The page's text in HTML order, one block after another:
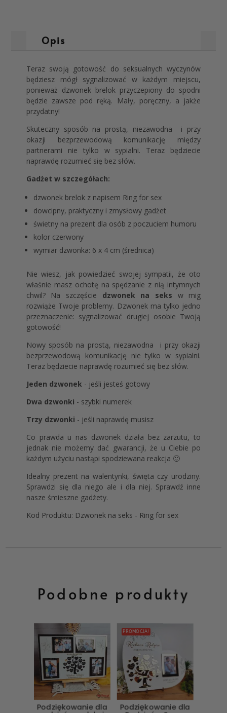
Opis
Teraz swoją gotowość do seksualnych wyczynów
będziesz mógł sygnalizować w każdym miejscu,
ponieważ dzwonek brelok przyczepiony do spodni
będzie zawsze pod ręką. Mały, poręczny, a jakże
przydatny!
Skuteczny sposób na prostą, niezawodna i przy
okazji bezprzewodową komunikację między
partnerami nie tylko w sypialni. Teraz będziecie
naprawdę rozumieć się bez słów.
Gadżet w szczegółach:
dzwonek brelok z napisem Ring for sex
dowcipny, praktyczny i zmysłowy gadżet
świetny na prezent dla osób z poczuciem humoru
kolor czerwony
wymiar dzwonka: 6 x 4 cm (średnica)
Nie wiesz, jak powiedzieć swojej sympatii, że oto
właśnie masz ochotę na spędzanie z nią intymnych
chwil? Na szczęście dzwonek na seks w mig
rozwiąże Twoje problemy. Dzwonek ma tylko jedno
przeznaczenie: sygnalizować drugiej osobie Twoją
gotowość!
Nowy sposób na prostą, niezawodna i przy okazji
bezprzewodową komunikację nie tylko w sypialni.
Teraz będziecie naprawdę rozumieć się bez słów.
Jeden dzwonek - jeśli jesteś gotowy
Dwa dzwonki - szybki numerek
Trzy dzwonki - jeśli naprawdę musisz
Co prawda u nas dzwonek działa bez zarzutu, to
jednak nie możemy dać gwarancji, że u Ciebie po
każdym użyciu nastąpi spodziewana reakcja 🙂
Idealny prezent na walentynki, święta czy urodziny.
Sprawdzi się dla niego ale i dla niej. Sprawdź inne
nasze śmieszne gadżety.
Kod Produktu: Dzwonek na seks - Ring for sex
Podobne produkty
Podziękowanie dla
PROMOCJA!
Podziękowanie dla